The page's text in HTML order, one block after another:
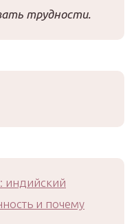
трудности.
индийский
и почему